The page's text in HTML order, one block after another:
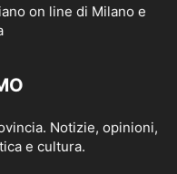
Notizie, opinioni,
e cultura.